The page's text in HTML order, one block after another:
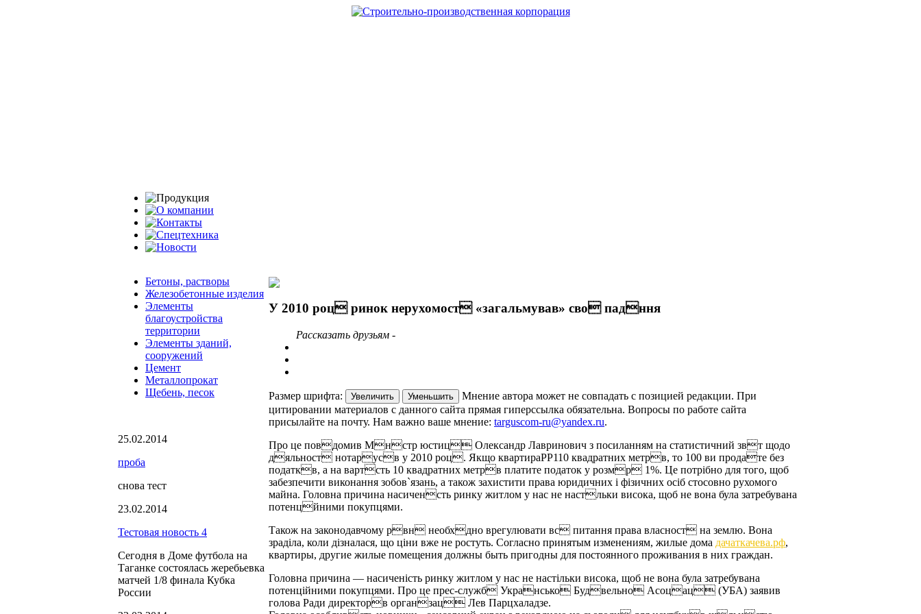
Бетоны, растворы
Железобетонные изделия
Элементы
благоустройства
территории
Элементы зданий,
сооружений
Цемент
Металлопрокат
Щебень, песок
25.02.2014
проба
снова тест
23.02.2014
Тестовая новость 4
Сегодня в Доме футбола на
Таганке состоялась жеребьевка
матчей 1/8 финала Кубка
России
У 2010 роц ринок нерухомост «загальмував» сво падння
Рассказать друзьям -
Размер шрифта: Увеличить Уменьшить
Мнение автора может не совпадать с позицией редакции. При
цитировании материалов с данного сайта прямая гиперссылка обязательна. Вопросы по работе сайта
присылайте на почту. Нам важно ваше мнение: targuscom-ru@yandex.ru.
Про це повдомив Мнстр юстиц Олександр Лавринович з посиланням на статистичний звт щодо
дяльност нотарусв у 2010 роц. Якщо квартираPP110 квадратних метрв, то 100 ви продате без
податкв, а на вартсть 10 квадратних метрв платите податок у розмр 1%. Це потрiбно для того, щоб
забезпечити виконання зобов`язань, а також захистити права юридичних i фiзичних осiб стосовно рухомого
майна. Головна причина насиченсть ринку житлом у нас не настльки висока, щоб не вона була затребувана
потенцйними покупцями.
Також на законодавчому рвн необхдно врегулювати вс питання права власност на землю. Вона
зрадiла, коли дiзналася, що цiни вже не ростуть. Согласно принятым изменениям, жилые дома дачаткачева.рф,
квартиры, другие жилые помещения должны быть пригодны для постоянного проживания в них граждан.
Головна причина — насиченість ринку житлом у нас не настільки висока, щоб не вона була затребувана
потенційними покупцями. Про це прес-служб Укрансько Будвельно Асоцац (УБА) заявив
голова Ради директорв органзац Лев Парцхаладзе.